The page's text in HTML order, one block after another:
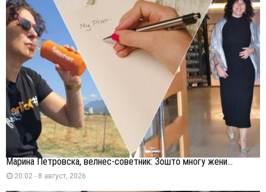
Марина Петровска, велнес-советник: Зошто многу жени...
20:02 - 8 август, 2026